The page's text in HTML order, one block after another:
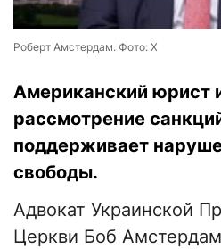
Роберт Амстердам. Фото: Х
Американский юрист
рассмотрение
поддерживает
свободы.
Адвокат Украинской
Церкви Боб Амстердам